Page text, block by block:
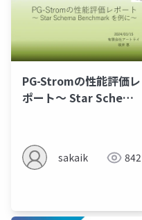
PG-Stromの性能評価レ
ポート～ Star Schema
sakaik 842